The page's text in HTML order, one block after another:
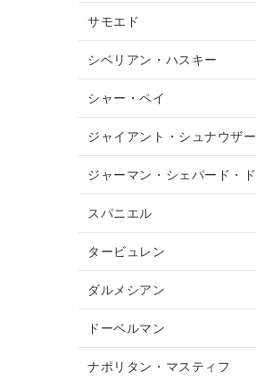
サモエド
シベリアン・ハスキー
シャー・ペイ
ジャイアント・シュナウザー
ジャーマン・シェパード・
スパニエル
タービュレン
ダルメシアン
ドーベルマン
ナポリタン・マスティフ